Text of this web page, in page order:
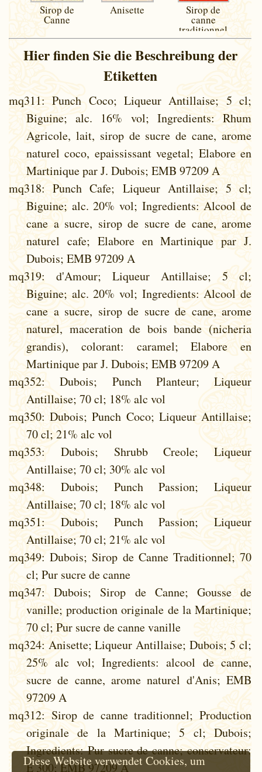
Sirop de
Canne
Anisette Sirop de
canne
traditionnel
Hier finden Sie die Beschreibung der
Etiketten
mq311: Punch Coco; Liqueur Antillaise; 5 cl;
Biguine; alc. 16% vol; Ingredients: Rhum
Agricole, lait, sirop de sucre de cane, arome
naturel coco, epaississant vegetal; Elabore en
Martinique par J. Dubois; EMB 97209 A
mq318: Punch Cafe; Liqueur Antillaise; 5 cl;
Biguine; alc. 20% vol; Ingredients: Alcool de
cane a sucre, sirop de sucre de cane, arome
naturel cafe; Elabore en Martinique par J.
Dubois; EMB 97209 A
mq319: d'Amour; Liqueur Antillaise; 5 cl;
Biguine; alc. 20% vol; Ingredients: Alcool de
cane a sucre, sirop de sucre de cane, arome
naturel, maceration de bois bande (nicheria
grandis), colorant: caramel; Elabore en
Martinique par J. Dubois; EMB 97209 A
mq352: Dubois; Punch Planteur; Liqueur
Antillaise; 70 cl; 18% alc vol
mq350: Dubois; Punch Coco; Liqueur Antillaise;
70 cl; 21% alc vol
mq353: Dubois; Shrubb Creole; Liqueur
Antillaise; 70 cl; 30% alc vol
mq348: Dubois; Punch Passion; Liqueur
Antillaise; 70 cl; 18% alc vol
mq351: Dubois; Punch Passion; Liqueur
Antillaise; 70 cl; 21% alc vol
mq349: Dubois; Sirop de Canne Traditionnel; 70
cl; Pur sucre de canne
mq347: Dubois; Sirop de Canne; Gousse de
vanille; production originale de la Martinique;
70 cl; Pur sucre de canne vanille
mq324: Anisette; Liqueur Antillaise; Dubois; 5 cl;
25% alc vol; Ingredients: alcool de canne,
sucre de canne, arome naturel d'Anis; EMB
97209 A
mq312: Sirop de canne traditionnel; Production
originale de la Martinique; 5 cl; Dubois;
Ingredients: Pur sucre de canne; conservateur:
E 300; EMB 97209 A
Diese Website verwendet Cookies, um